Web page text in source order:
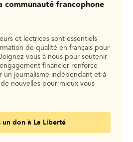
communauté francophone
et lectrices sont essentiels
de qualité en français pour
vous à nous pour soutenir
financier renforce
un journalisme indépendant et à
nouvelles pour mieux vous
un don à La Liberté